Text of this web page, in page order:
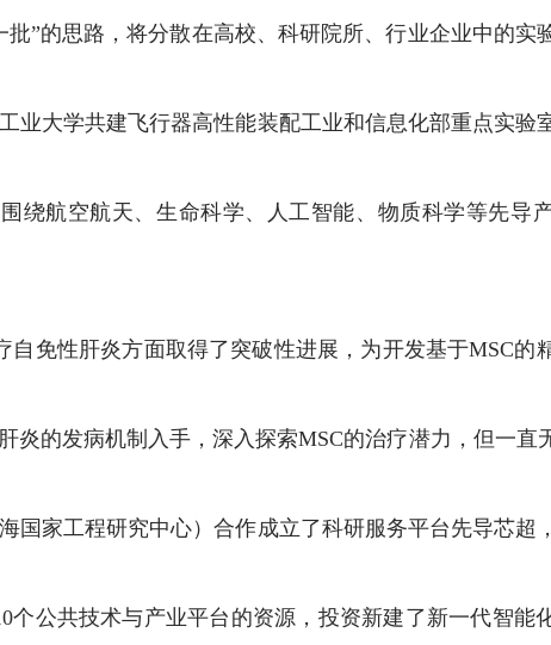
”的思路，将分散在高校、科研院所、行业企业中的实
业大学共建飞行器高性能装配工业和信息化部重点实验
绕航空航天、生命科学、人工智能、物质科学等先导
免性肝炎方面取得了突破性进展，为开发基于MSC的
的发病机制入手，深入探索MSC的治疗潜力，但一直
国家工程研究中心）合作成立了科研服务平台先导芯超
公共技术与产业平台的资源，投资新建了新一代智能